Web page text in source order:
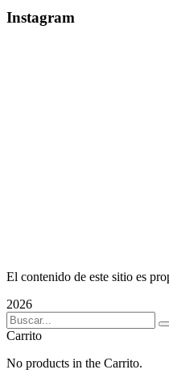
Instagram
El contenido de este sitio es
2026
Carrito
No products in the Carrito.